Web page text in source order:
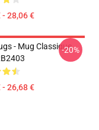
- 28,06 €
- Mug Classique
- 26,68 €
-20%